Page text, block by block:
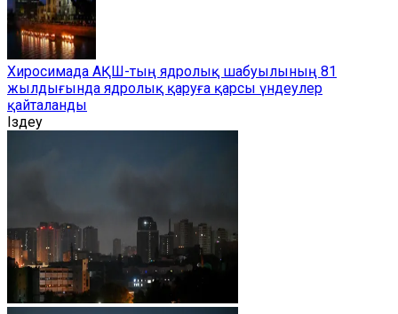
Хиросимада АҚШ-тың ядролық шабуылының 81
жылдығында ядролық қаруға қарсы үндеулер
қайталанды
Іздеу